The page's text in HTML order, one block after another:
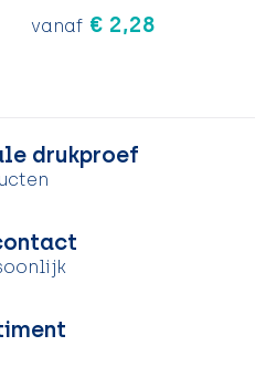
vanaf € 2,28
drukproef